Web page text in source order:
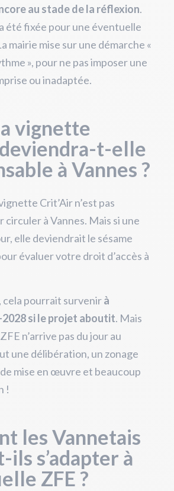
au stade de la réflexion.
été fixée pour une éventuelle
mairie mise sur une démarche «
», pour ne pas imposer une
ou inadaptée.
vignette
t-elle
à Vannes ?
Crit’Air n’est pas
à Vannes. Mais si une
elle deviendrait le sésame
évaluer votre droit d’accès à
pourrait survenirà
2028 si le projet aboutit. Mais
n’arrive pas du jour au
une délibération, un zonage
mise en œuvre et beaucoup
!
les Vannetais
ils s’adapter à
ZFE ?